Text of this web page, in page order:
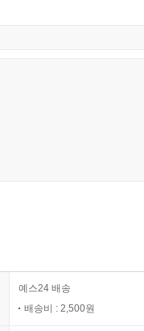
예스24 배송
배송비 : 2,500원